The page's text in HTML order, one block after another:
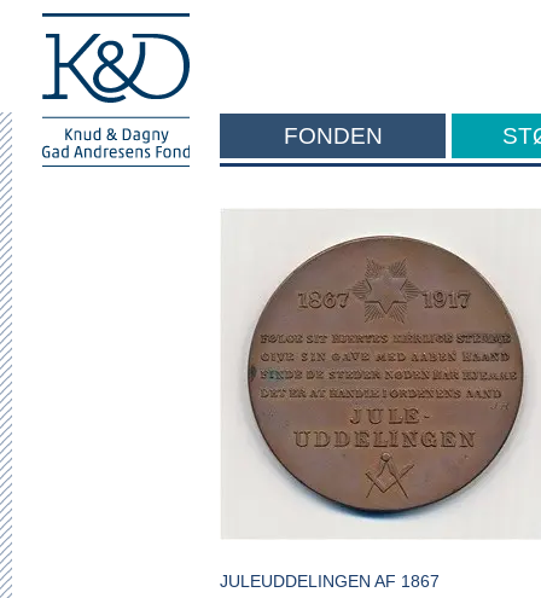
FONDEN
JULEUDDELINGEN AF 1867